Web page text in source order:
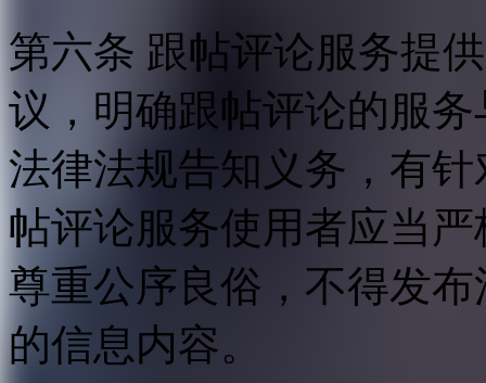
第六条 跟帖评论服务提
议，明确跟帖评论的服
法律法规告知义务，有
帖评论服务使用者应当
尊重公序良俗，不得发
的信息内容。